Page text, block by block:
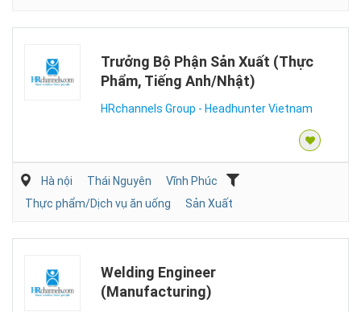
Trưởng Bộ Phận Sản Xuất (Thực
Phẩm, Tiếng Anh/Nhật)
HRchannels Group - Headhunter Vietnam
Hà nội Thái Nguyên
Vĩnh Phúc
Thực phẩm/Dịch vụ ăn uống
Sản Xuất
Welding Engineer
(Manufacturing)